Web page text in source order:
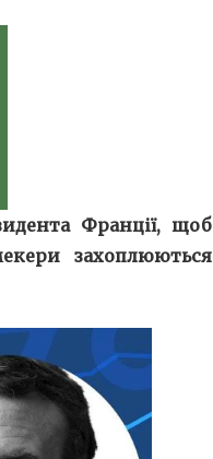
Франції, щоб
захоплюються